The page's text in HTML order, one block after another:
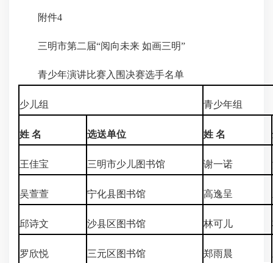
附件4
三明市第二届“阅向未来 如画三明”
青少年演讲比赛入围决赛选手名单
少儿组 青少年组
姓 名 选送单位 姓 名
王佳宝 三明市少儿图书馆 谢一诺
吴萱萱 宁化县图书馆 高逸呈
邱诗文 沙县区图书馆 林可儿
罗欣悦 三元区图书馆 郑雨晨